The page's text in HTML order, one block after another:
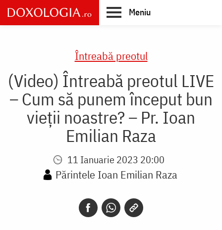
Skip
to
main
Meniu
Întreabă preotul
(Video) Întreabă preotul LIVE
– Cum să punem început bun
vieții noastre? – Pr. Ioan
Emilian Raza
11 Ianuarie 2023 20:00
Părintele Ioan Emilian Raza